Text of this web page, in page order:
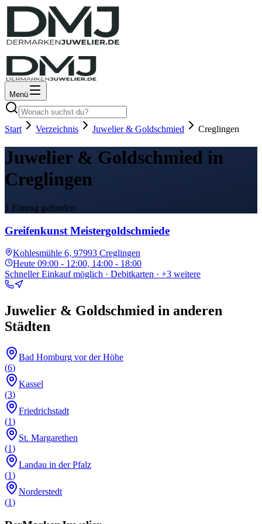
Menü
Start Verzeichnis Juwelier & Goldschmied Creglingen
Juwelier & Goldschmied in
Creglingen
1 Eintrag gefunden
Greifenkunst Meistergoldschmiede
Kohlesmühle 6, 97993 Creglingen
Heute 09:00 - 12:00, 14:00 - 18:00
Schneller Einkauf möglich · Debitkarten · +3 weitere
Juwelier & Goldschmied in anderen
Städten
Bad Homburg vor der Höhe
(6)
Kassel
(3)
Friedrichstadt
(1)
St. Margarethen
(1)
Landau in der Pfalz
(1)
Norderstedt
(1)